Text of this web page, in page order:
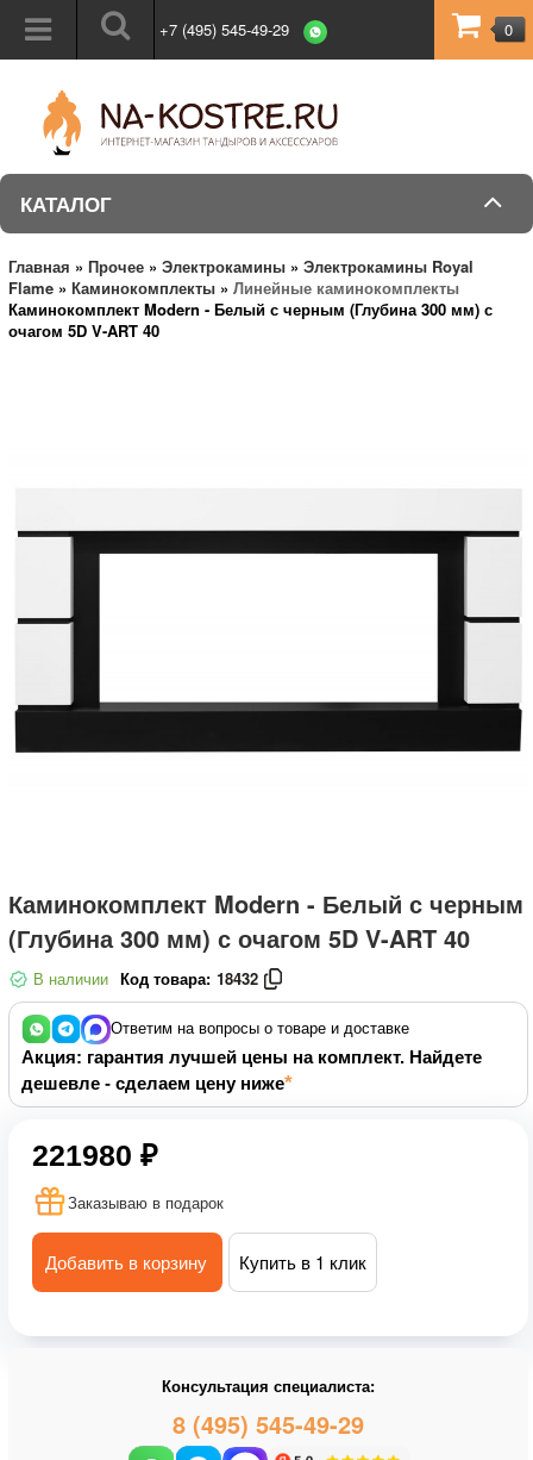
+7 (495) 545-49-29 0
КАТАЛОГ
Главная » Прочее » Электрокамины » Электрокамины Royal
Flame » Каминокомплекты » Линейные каминокомплекты
Каминокомплект Modern - Белый с черным (Глубина 300 мм) с
очагом 5D V-ART 40
Каминокомплект Modern - Белый с черным
(Глубина 300 мм) с очагом 5D V-ART 40
В наличии Код товара: 18432
Ответим на вопросы о товаре и доставке
Акция: гарантия лучшей цены на комплект. Найдете
дешевле - сделаем цену ниже
221980 ₽
Заказываю в подарок
Добавить в корзину Купить в 1 клик
Консультация специалиста:
8 (495) 545-49-29